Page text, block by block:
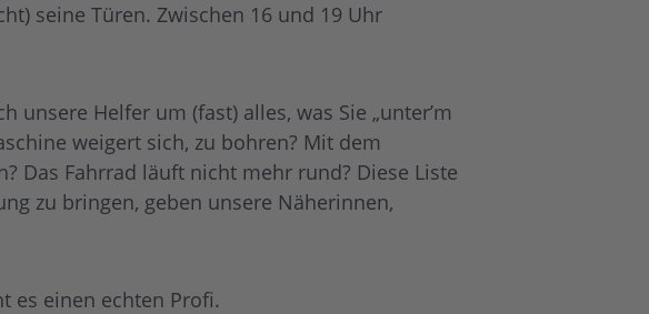
seine Türen. Zwischen 16 und 19 Uhr
Helfer um (fast) alles, was Sie „unter’m
weigert sich, zu bohren? Mit dem
Das Fahrrad läuft nicht mehr rund? Diese Liste
zu bringen, geben unsere Näherinnen,
es einen echten Profi.